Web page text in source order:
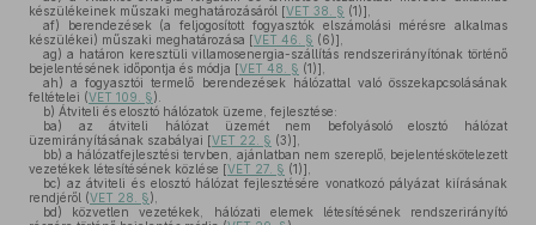
készülékeinek műszaki meghatározásáról [VET 38. § (1)],
af) berendezések (a feljogosított fogyasztók elszámolási mérésre alkalmas
készülékei) műszaki meghatározása [VET 46. § (6)],
ag) a határon keresztüli villamosenergia-szállítás rendszerirányítónak történő
bejelentésének időpontja és módja [VET 48. § (1)],
ah) a fogyasztói termelő berendezések hálózattal való összekapcsolásának
feltételei (VET 109. §).
b) Átviteli és elosztó hálózatok üzeme, fejlesztése:
ba) az átviteli hálózat üzemét nem befolyásoló elosztó hálózat
üzemirányításának szabályai [VET 22. § (3)],
bb) a hálózatfejlesztési tervben, ajánlatban nem szereplő, bejelentéskötelezett
vezetékek létesítésének közlése [VET 27. § (1)],
bc) az átviteli és elosztó hálózat fejlesztésére vonatkozó pályázat kiírásának
rendjéről (VET 28. §),
bd) közvetlen vezetékek, hálózati elemek létesítésének rendszerirányító